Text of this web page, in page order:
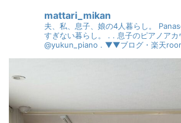
mattari_mikan
夫、私、息子、娘の4人暮らし。
すぎない暮らし。
. . 息子のピアノアカ
@yukun_piano . ▼▼ブログ・楽天